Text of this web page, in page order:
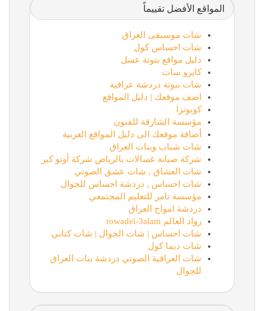
المواقع الأفضل تقييماً
شات موسيقى العراق
شات احساس كول
دليل مواقع بنوتة عسل
كايرو سات
شات بنوتة دردشة عراقية
اضف موقعك | دليل المواقع
كوبونزا
مؤسسة الشارقة للفنون
أضافة موقعك الى دليل المواقع العربية
شات شباب وبنات العراق
شركة صيانة غسالات بالرياض شركة أوتو كير
شات العشاق , شات عشق الصوتي
شات احساس , دردشة احساس للجوال
مؤسسة تامر للتعليم المجتمعي
دردشة امواج العراق
رواد العالم rowadel-3alam
شات احساس | شات الجوال | شات كتابي
شات ديما كول
شات العراقية الصوتي دردشة بنات العراق
للجوال